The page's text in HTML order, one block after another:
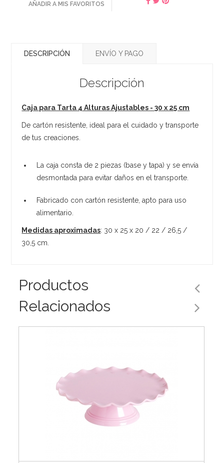
AÑADIR A MIS FAVORITOS
DESCRIPCIÓN ENVÍO Y PAGO
Descripción
Caja para Tarta 4 Alturas Ajustables - 30 x 25 cm
De cartón resistente, ideal para el cuidado y transporte
de tus creaciones.
La caja consta de 2 piezas (base y tapa) y se envía
desmontada para evitar daños en el transporte.
Fabricado con cartón resistente, apto para uso
alimentario.
Medidas aproximadas: 30 x 25 x 20 / 22 / 26,5 /
30,5 cm.
Productos
Relacionados